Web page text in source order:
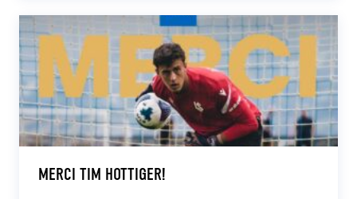
MERCI TIM HOTTIGER!